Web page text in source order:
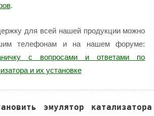
.
для всей нашей продукции можно
телефонам и на нашем форуме:
с вопросами и ответами по
и их установке
эмулятор катализатора